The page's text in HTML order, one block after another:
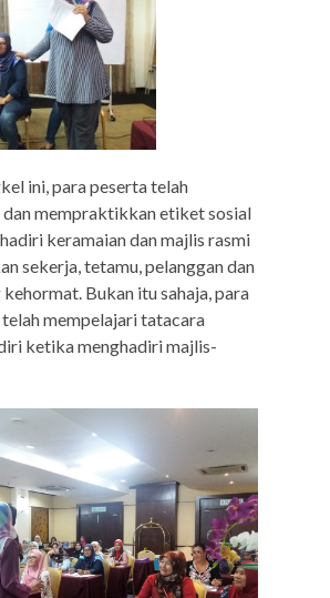
ini, para peserta telah
mempraktikkan etiket sosial
keramaian dan majlis rasmi
sekerja, tetamu, pelanggan dan
Bukan itu sahaja, para
mempelajari tatacara
ketika menghadiri majlis-